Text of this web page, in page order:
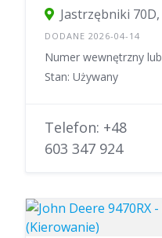
Jastrzębniki
DODANE 2026-04-14
Numer wewnętrzny
Stan: Używany
Telefon: +48
603 347 924